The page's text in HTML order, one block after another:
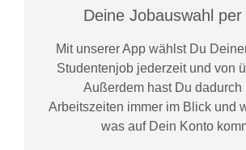
Deine Jobauswahl per
Mit unserer App wählst Du
Studentenjob jederzeit und von
Außerdem hast Du dadurch
Arbeitszeiten immer im Blick und
was auf Dein Konto